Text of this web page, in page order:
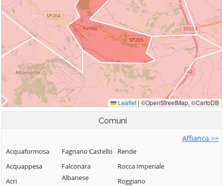
Comuni
Affianca >>
Acquaformosa
Acquappesa
Acri
Fagnano Castello
Falconara
Albanese
Rende
Rocca Imperiale
Roggiano